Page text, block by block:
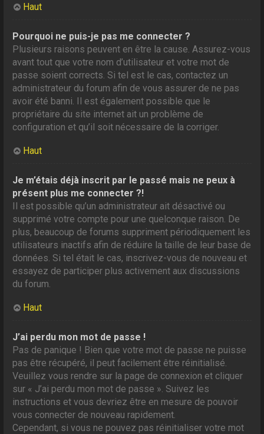
Haut
Pourquoi ne puis-je pas me connecter ?
Plusieurs raisons peuvent en être la cause. Assurez-vous
avant tout que votre nom d’utilisateur et votre mot de
passe soient corrects. Si tel est le cas, contactez un
administrateur du forum afin de vous assurer de ne pas
avoir été banni. Il est également possible que le
propriétaire du site internet ait un problème de
configuration et qu’il soit nécessaire de la corriger.
Haut
Je m’étais déjà inscrit par le passé mais ne peux à
présent plus me connecter ?!
Il est possible qu’un administrateur ait désactivé ou
supprimé votre compte pour une quelconque raison. De
plus, beaucoup de forums suppriment périodiquement les
utilisateurs inactifs afin de réduire la taille de leur base de
données. Si tel était le cas, inscrivez-vous de nouveau et
essayez de participer plus activement aux discussions
du forum.
Haut
J’ai perdu mon mot de passe !
Pas de panique ! Bien que votre mot de passe ne puisse
pas être récupéré, il peut facilement être réinitialisé.
Veuillez vous rendre sur la page de connexion et cliquer
sur « J’ai perdu mon mot de passe ». Suivez les
instructions et vous devriez être en mesure de pouvoir
vous connecter de nouveau rapidement.
Cependant, si vous ne pouvez pas réinitialiser votre mot